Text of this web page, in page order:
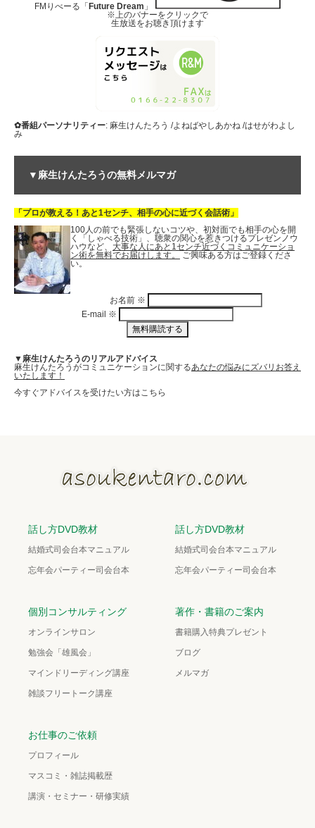
FMりべーる「Future Dream 」
※上のバナーをクリックで
生放送をお聴き頂けます
✿番組パーソナリティー: 麻生けんたろう /よねばやしあかね /はせがわよし
み
▼麻生けんたろうの無料メルマガ
「プロが教える！あと1センチ、相手の心に近づく会話術」
100人の前でも緊張しないコツや、初対面でも相手の心を開
く「しゃべる技術」、聴衆の関心を惹きつけるプレゼンノウ
ハウなど、 大事な人にあと1センチ近づくコミュニケーショ
ン術を無料でお届けします。
ご興味ある方はご登録くださ
い。
お名前 ※
E-mail ※
▼麻生けんたろうのリアルアドバイス
麻生けんたろうがコミュニケーションに関するあなたの悩みにズバリお答え
いたします！
今すぐアドバイスを受けたい方はこちら
話し方DVD教材
結婚式司会台本マニュアル
忘年会パーティー司会台本
話し方DVD教材
結婚式司会台本マニュアル
忘年会パーティー司会台本
個別コンサルティング
オンラインサロン
勉強会「雄風会」
マインドリーディング講座
雑談フリートーク講座
著作・書籍のご案内
書籍購入特典プレゼント
ブログ
メルマガ
お仕事のご依頼
プロフィール
マスコミ・雑誌掲載歴
講演・セミナー・研修実績